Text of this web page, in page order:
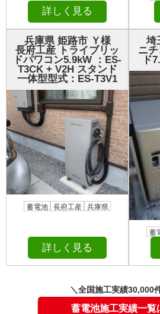
詳しく見る
兵庫県 姫路市 Ｙ様
長府工産 トライブリッ
ドパワコン5.9kW ：ES-
T3CK + V2H スタンド
一体型型式：ES-T3V1
蓄電池 長府工産 兵庫県
詳しく見る
埼
ニ
ド
蓄
＼全国施⼯実績30,000
蓄電池施工実績一覧